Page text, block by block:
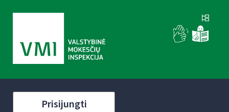
Prisijungti